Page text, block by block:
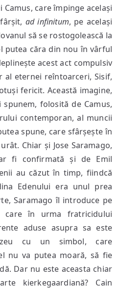
care împinge același
ad infinitum, pe același
să se rostogolească la
putea căra din nou în vârful
acest act compulsiv
eternei reîntoarceri, Sisif,
fericit. Această imagine,
folosită de Camus,
contemporan, al muncii
spune, care sfârșește în
Chiar și Jose Saramago,
fi confirmată și de Emil
au căzut în timp, fiindcă
Edenului era unul prea
Saramago îl introduce pe
care în urma fratricidului
aduse asupra sa este
cu un simbol, care
nu va putea moară, să fie
Dar nu este aceasta chiar
kierkegaardiană? Cain